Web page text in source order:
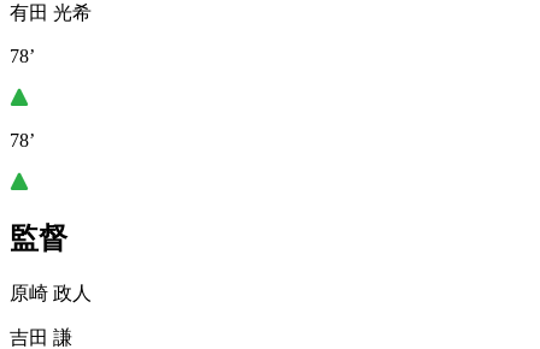
有田 光希
78’
78’
監督
原崎 政人
吉田 謙